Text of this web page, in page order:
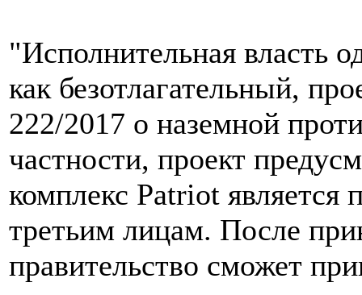
"Исполнительная власть
как безотлагательный,
222/2017 о наземной
частности, проект
комплекс Patriot является
третьим лицам. После
правительство сможет